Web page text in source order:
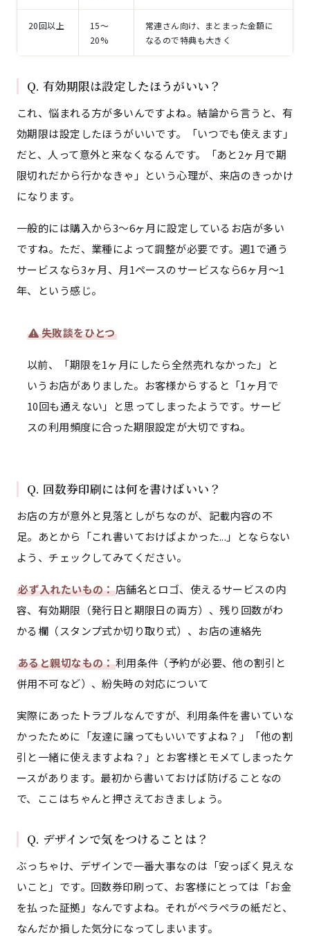
20回以上
15〜
20%
常連さん向け、まとまった金額に
なるので特典も大きく
Q. 有効期限は設定したほうがいい？
これ、悩まれる方が多いんですよね。結論から言うと、有
効期限は設定したほうがいいです。「いつでも使えます」
だと、人って意外と来なくなるんです。「あと2ヶ月で期
限切れだから行かなきゃ」という心理が、来店のきっかけ
になります。
一般的には購入から3〜6ヶ月に設定しているお店が多い
ですね。ただ、業種によって調整が必要です。週1で通う
サービスなら3ヶ月、月1ペースのサービスなら6ヶ月〜1
年、という感じ。
失敗談をひとつ
以前、「期限を1ヶ月にしたら全然売れなかった」と
いうお店がありました。お客様からすると「1ヶ月で
10回も通えない」と思ってしまったようです。サービ
スの利用頻度に合った期限設定が大切ですね。
Q. 回数券印刷には何を書けばいい？
お店の方が意外と見落としがちなのが、記載内容の不
足。あとから「これ書いておけばよかった...」とならない
よう、チェックしてみてください。
必ず入れたいもの：店舗名とロゴ、使えるサービスの内
容、有効期限（発行日と期限日の両方）、残り回数がわ
かる欄（スタンプ式か切り取り式）、お店の連絡先
あると親切なもの：利用条件（予約が必要、他の割引と
併用不可など）、紛失時の対応について
実際にあったトラブルなんですが、利用条件を書いていな
かったために「友達に譲ってもいいですよね？」「他の割
引と一緒に使えますよね？」とお客様とモメてしまったケ
ースがあります。最初から書いておけば防げることなの
で、ここはちゃんと押さえておきましょう。
Q. デザインで気をつけることは？
ぶっちゃけ、デザインで一番大事なのは「安っぽく見えな
いこと」です。回数券印刷って、お客様にとっては「お金
を払った証拠」なんですよね。それがペラペラの紙だと、
なんだか損した気分になってしまいます。